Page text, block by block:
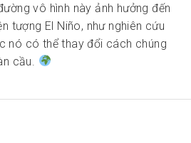
vô hình này ảnh hưởng đến
tượng El Niño, như nghiên cứu
nó có thể thay đổi cách chúng
cầu.